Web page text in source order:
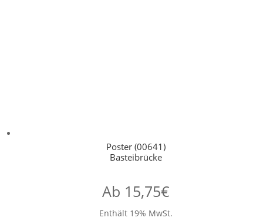
Poster (00641)
Basteibrücke
Ab 15,75€
Enthält 19% MwSt.